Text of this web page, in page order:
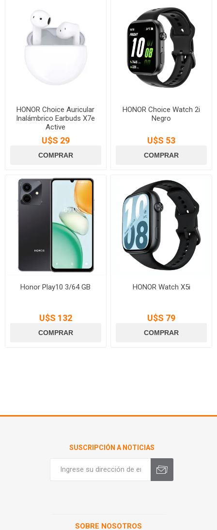
HONOR Choice Auricular
Inalámbrico Earbuds X7e
Active
U$S 29
HONOR Choice Watch 2i
Negro
U$S 53
Honor Play10 3/64 GB
U$S 132
HONOR Watch X5i
U$S 79
SUSCRIPCIÓN A NOTICIAS
SOBRE NOSOTROS